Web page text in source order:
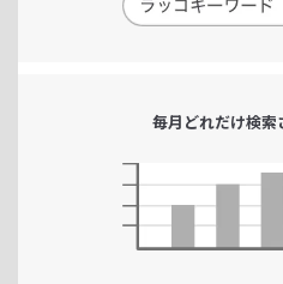
毎月どれだけ検索